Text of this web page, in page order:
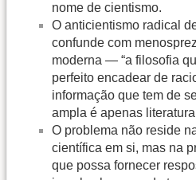
nome de cientismo.
O anticientismo radical
confunde com
moderna — “a filosofia
perfeito encadear de
informação que tem de
ampla é apenas
O problema não reside
científica em si, mas na
que possa fornecer